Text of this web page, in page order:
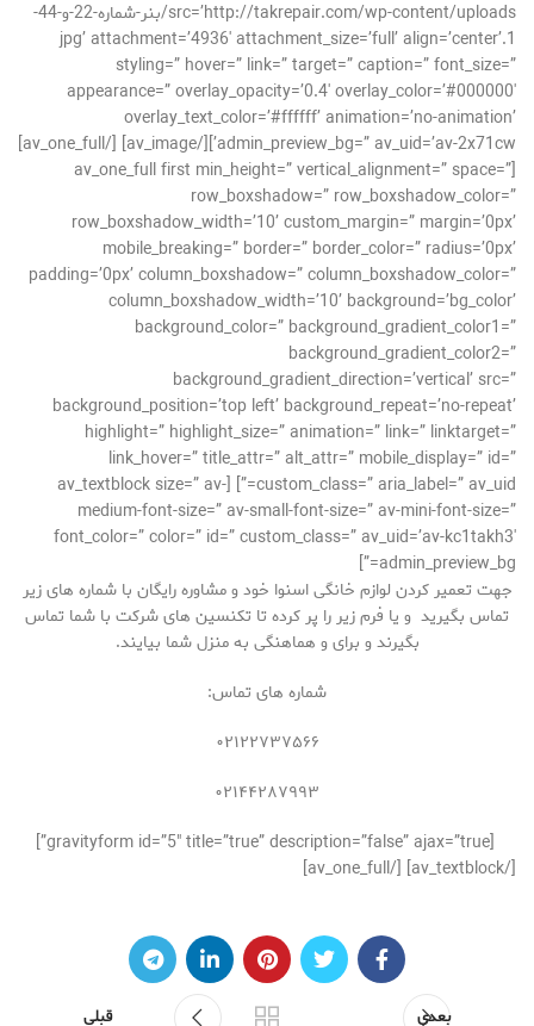
src=’http://takrepair.com/wp-content/uploads/بنر-شماره-22-و-44-
1.jpg’ attachment=’4936′ attachment_size=’full’ align=’center’
styling=” hover=” link=” target=” caption=” font_size=”
appearance=” overlay_opacity=’0.4′ overlay_color=’#000000′
overlay_text_color=’#ffffff’ animation=’no-animation’
admin_preview_bg=” av_uid=’av-2x71cw’][/av_image] [/av_one_full]
[av_one_full first min_height=” vertical_alignment=” space=”
row_boxshadow=” row_boxshadow_color=”
row_boxshadow_width=’10’ custom_margin=” margin=’0px’
mobile_breaking=” border=” border_color=” radius=’0px’
padding=’0px’ column_boxshadow=” column_boxshadow_color=”
column_boxshadow_width=’10’ background=’bg_color’
background_color=” background_gradient_color1=”
background_gradient_color2=”
background_gradient_direction=’vertical’ src=”
background_position=’top left’ background_repeat=’no-repeat’
highlight=” highlight_size=” animation=” link=” linktarget=”
link_hover=” title_attr=” alt_attr=” mobile_display=” id=”
custom_class=” aria_label=” av_uid=”] [av_textblock size=” av-
medium-font-size=” av-small-font-size=” av-mini-font-size=”
font_color=” color=” id=” custom_class=” av_uid=’av-kc1takh3′
admin_preview_bg=”]
جهت تعمیر کردن لوازم خانگی اسنوا خود و مشاوره رایگان با شماره های زیر
تماس بگیرید و یا فرم زیر را پر کرده تا تکنسین های شرکت با شما تماس
بگیرند و برای و هماهنگی به منزل شما بیایند.
شماره های تماس:
۰۲۱۲۲۷۳۷۵۶۶
۰۲۱۴۴۲۸۷۹۹۳
[gravityform id=”5″ title=”true” description=”false” ajax=”true”]
[/av_textblock] [/av_one_full]
بعدی قبلی